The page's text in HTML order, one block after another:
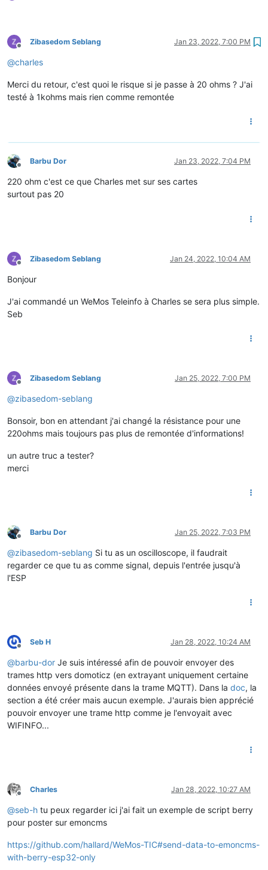
Offline
Zibasedom Seblang Jan 23, 2022, 7:00 PM
@charles
Merci du retour, c'est quoi le risque si je passe à 20 ohms ? J'ai
testé à 1kohms mais rien comme remontée
Offline
Barbu Dor Jan 23, 2022, 7:04 PM
220 ohm c'est ce que Charles met sur ses cartes
surtout pas 20
Offline
Zibasedom Seblang Jan 24, 2022, 10:04 AM
Bonjour
J'ai commandé un WeMos Teleinfo à Charles se sera plus simple.
Seb
Offline
Zibasedom Seblang Jan 25, 2022, 7:00 PM
@zibasedom-seblang
Bonsoir, bon en attendant j'ai changé la résistance pour une
220ohms mais toujours pas plus de remontée d'informations!
un autre truc a tester?
merci
Offline
Barbu Dor Jan 25, 2022, 7:03 PM
@zibasedom-seblang Si tu as un oscilloscope, il faudrait
regarder ce que tu as comme signal, depuis l'entrée jusqu'à
l'ESP
Offline
Seb H Jan 28, 2022, 10:24 AM
@barbu-dor Je suis intéressé afin de pouvoir envoyer des
trames http vers domoticz (en extrayant uniquement certaine
données envoyé présente dans la trame MQTT). Dans la doc, la
section a été créer mais aucun exemple. J'aurais bien apprécié
pouvoir envoyer une trame http comme je l'envoyait avec
WIFINFO...
Offline
Charles Jan 28, 2022, 10:27 AM
@seb-h tu peux regarder ici j'ai fait un exemple de script berry
pour poster sur emoncms
https://github.com/hallard/WeMos-TIC#send-data-to-emoncms-
with-berry-esp32-only